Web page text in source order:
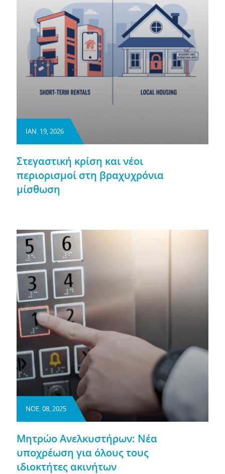
ΙΑΝ. 19, 2026
Στεγαστική κρίση και νέοι
περιορισμοί στη βραχυχρόνια
μίσθωση
ΝΟΕ. 08, 2025
Μητρώο Ανελκυστήρων: Νέα
υποχρέωση για όλους τους
ιδιοκτήτες ακινήτων